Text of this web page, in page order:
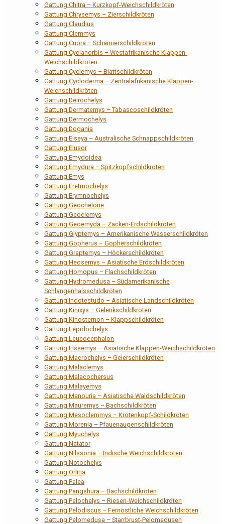
Gattung Chitra – Kurzkopf-Weichschildkröten
Gattung Chrysemys – Zierschildkröten
Gattung Claudius
Gattung Clemmys
Gattung Cuora – Scharnierschildkröten
Gattung Cyclanorbis – Westafrikanische Klappen-
Weichschildkröten
Gattung Cyclemys – Blattschildkröten
Gattung Cycloderma – Zentralafrikanische Klappen-
Weichschildkröten
Gattung Deirochelys
Gattung Dermatemys – Tabascoschildkröten
Gattung Dermochelys
Gattung Dogania
Gattung Elseya – Australische Schnappschildkröten
Gattung Elusor
Gattung Emydoidea
Gattung Emydura – Spitzkopfschildkröten
Gattung Emys
Gattung Eretmochelys
Gattung Erymnochelys
Gattung Geochelone
Gattung Geoclemys
Gattung Geoemyda – Zacken-Erdschildkröten
Gattung Glyptemys – Amerikanische Wasserschildkröten
Gattung Gopherus – Gopherschildkröten
Gattung Graptemys – Höckerschildkröten
Gattung Heosemys – Asiatische Erdschildkröten
Gattung Homopus – Flachschildkröten
Gattung Hydromedusa – Südamerikanische
Schlangenhalsschildkröten
Gattung Indotestudo – Asiatische Landschildkröten
Gattung Kinixys – Gelenkschildkröten
Gattung Kinosternon – Klappschildkröten
Gattung Lepidochelys
Gattung Leucocephalon
Gattung Lissemys – Asiatische Klappen-Weichschildkröten
Gattung Macrochelys – Geierschildkröten
Gattung Malaclemys
Gattung Malacochersus
Gattung Malayemys
Gattung Manouria – Asiatische Waldschildkröten
Gattung Mauremys – Bachschildkröten
Gattung Mesoclemmys – Krötenkopf-Schildkröten
Gattung Morenia – Pfauenaugenschildkröten
Gattung Myuchelys
Gattung Natator
Gattung Nilssonia – Indische Weichschildkröten
Gattung Notochelys
Gattung Orlitia
Gattung Palea
Gattung Pangshura – Dachschildkröten
Gattung Pelochelys – Riesen-Weichschildkröten
Gattung Pelodiscus – Fernöstliche Weichschildkröten
Gattung Pelomedusa – Starrbrust-Pelomedusen